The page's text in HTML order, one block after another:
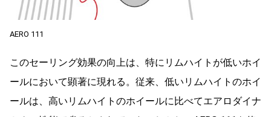
AERO 111
このセーリング効果の向上は、特にリムハイトが低いホイ
ールにおいて顕著に現れる。従来、低いリムハイトのホイ
ールは、高いリムハイトのホイールに比べてエアロダイナ